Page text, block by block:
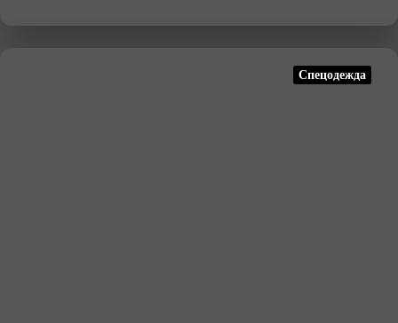
Спецодежда